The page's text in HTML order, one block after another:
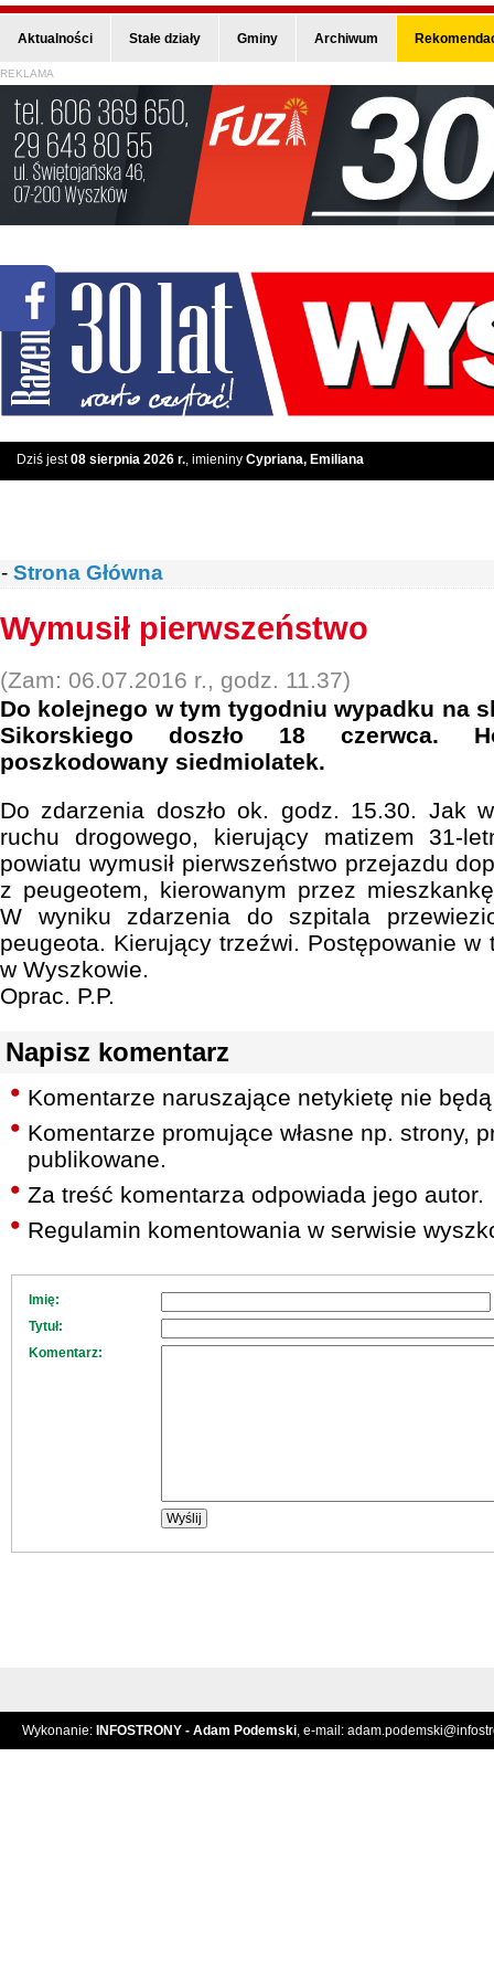
Aktualności Stałe działy Gminy Archiwum
REKLAMA
Dziś jest08 sierpnia 2026 r., imieniny Cypriana, Emiliana
- Strona Główna
Wymusił pierwszeństwo
(Zam: 06.07.2016 r., godz. 11.37)
Do kolejnego w tym tygodniu wypadku na
Sikorskiego doszło 18 czerwca.
poszkodowany siedmiolatek.
Do zdarzenia doszło ok. godz. 15.30. Jak
ruchu drogowego, kierujący matizem 31-
powiatu wymusił pierwszeństwo przejazdu
z peugeotem, kierowanym przez
W wyniku zdarzenia do szpitala
peugeota. Kierujący trzeźwi. Postępowanie w
w Wyszkowie.
Oprac. P.P.
Napisz komentarz
Komentarze naruszające netykietę nie
Komentarze promujące własne np. strony,
publikowane.
Za treść komentarza odpowiada jego autor.
Regulamin komentowania w serwisie
Imię:
Tytuł:
Komentarz:
Wykonanie: INFOSTRONY - Adam Podemski, e-mail: